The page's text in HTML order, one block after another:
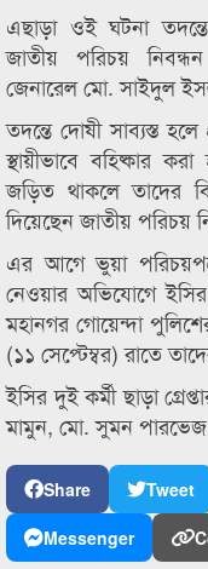
এছাড়া ওই ঘটনা
জাতীয় পরিচয় নিবন্ধন
জেনারেল মো. সাইদুল
তদন্তে দোষী সাব্যস্ত
স্থায়ীভাবে বহিষ্কার
জড়িত থাকলে তাদের
দিয়েছেন জাতীয় পরিচয়
এর আগে ভুয়া
নেওয়ার অভিযোগে
মহানগর গোয়েন্দা
(১১ সেপ্টেম্বর) রাতে
ইসির দুই কর্মী ছাড়া
মামুন, মো. সুমন
Share Tweet
Messenger